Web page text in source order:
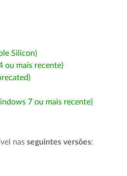
Silicon)
ou mais recente)
7 ou mais recente)
nas seguintes versões: